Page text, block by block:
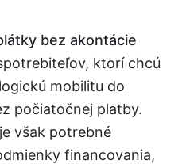
bez akontácie
ktorí chcú
mobilitu do
počiatočnej platby.
však potrebné
financovania,